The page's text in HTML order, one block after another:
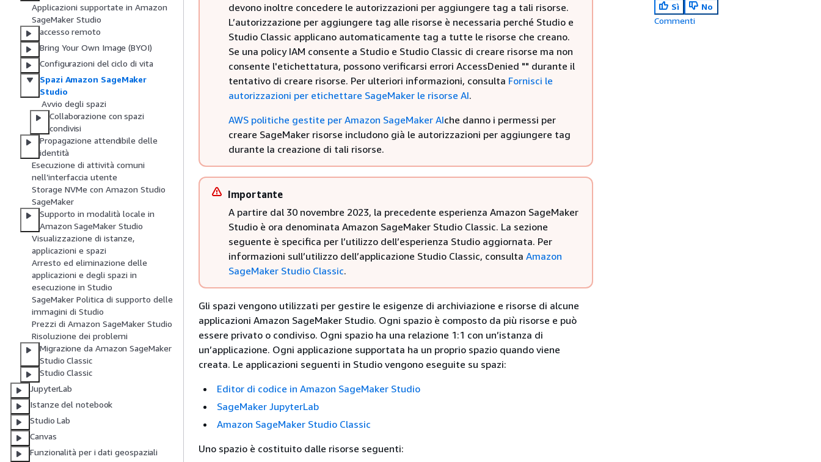
Applicazioni supportate in Amazon
SageMaker Studio
accesso remoto
Bring Your Own Image (BYOI)
Configurazioni del ciclo di vita
Spazi Amazon SageMaker
Studio
Avvio degli spazi
Collaborazione con spazi
condivisi
Propagazione attendibile delle
identità
Esecuzione di attività comuni
nell’interfaccia utente
Storage NVMe con Amazon Studio
SageMaker
Supporto in modalità locale in
Amazon SageMaker Studio
Visualizzazione di istanze,
applicazioni e spazi
Arresto ed eliminazione delle
applicazioni e degli spazi in
esecuzione in Studio
SageMaker Politica di supporto delle
immagini di Studio
Prezzi di Amazon SageMaker Studio
Risoluzione dei problemi
Migrazione da Amazon SageMaker
Studio Classic
Studio Classic
JupyterLab
Istanze del notebook
Studio Lab
Canvas
Funzionalità per i dati geospaziali
devono inoltre concedere le autorizzazioni per aggiungere tag a tali risorse.
L’autorizzazione per aggiungere tag alle risorse è necessaria perché Studio e
Studio Classic applicano automaticamente tag a tutte le risorse che creano.
Se una policy IAM consente a Studio e Studio Classic di creare risorse ma non
consente l'etichettatura, possono verificarsi errori AccessDenied "" durante il
tentativo di creare risorse. Per ulteriori informazioni, consulta Fornisci le
autorizzazioni per etichettare SageMaker le risorse AI.
AWS politiche gestite per Amazon SageMaker AIche danno i permessi per
creare SageMaker risorse includono già le autorizzazioni per aggiungere tag
durante la creazione di tali risorse.
Importante
A partire dal 30 novembre 2023, la precedente esperienza Amazon SageMaker
Studio è ora denominata Amazon SageMaker Studio Classic. La sezione
seguente è specifica per l’utilizzo dell’esperienza Studio aggiornata. Per
informazioni sull’utilizzo dell’applicazione Studio Classic, consulta Amazon
SageMaker Studio Classic.
Gli spazi vengono utilizzati per gestire le esigenze di archiviazione e risorse di alcune
applicazioni Amazon SageMaker Studio. Ogni spazio è composto da più risorse e può
essere privato o condiviso. Ogni spazio ha una relazione 1:1 con un’istanza di
un’applicazione. Ogni applicazione supportata ha un proprio spazio quando viene
creata. Le applicazioni seguenti in Studio vengono eseguite su spazi:
Editor di codice in Amazon SageMaker Studio
SageMaker JupyterLab
Amazon SageMaker Studio Classic
Uno spazio è costituito dalle risorse seguenti:
Sì
No
Commenti